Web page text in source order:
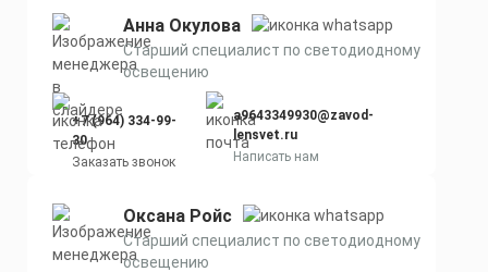
Анна Окулова
Старший специалист по светодиодному
освещению
+7 (964) 334-99-
30
Заказать звонок
a9643349930@zavod-
lensvet.ru
Написать нам
Оксана Ройс
Старший специалист по светодиодному
освещению